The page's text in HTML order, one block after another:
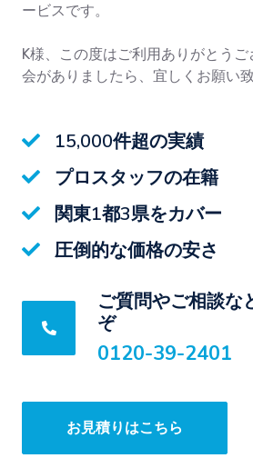
ービスです。
K様、この度はご利用ありがとう
会がありましたら、宜しくお願い致
15,000件超の実績
プロスタッフの在籍
関東1都3県をカバー
圧倒的な価格の安さ
ご質問やご相談な
ぞ
0120-39-2401
お見積りはこちら